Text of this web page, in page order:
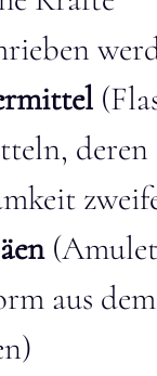
deren
aus